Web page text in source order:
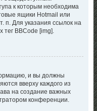
к которым необходима
ящики Hotmail или
п. Для указания ссылок на
тег BBCode [img].
и вы должны
вверху каждого из
на создание важных
конференции.